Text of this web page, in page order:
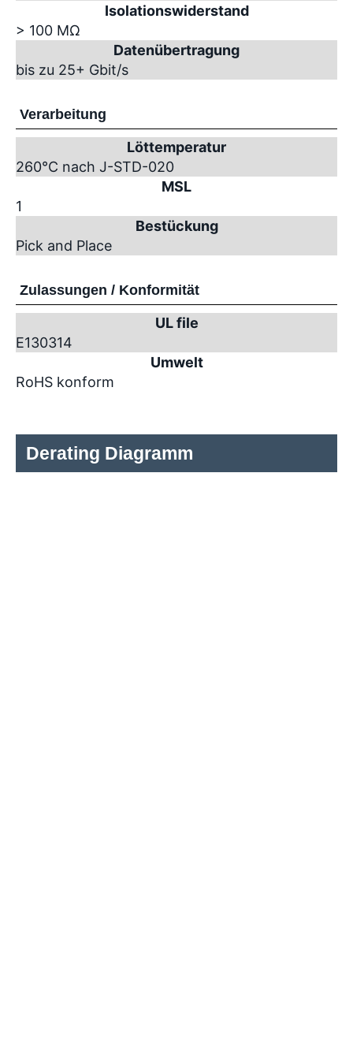
Isolationswiderstand
> 100 MΩ
Datenübertragung
bis zu 25+ Gbit/s
Verarbeitung
Löttemperatur
260°C nach J-STD-020
MSL
1
Bestückung
Pick and Place
Zulassungen / Konformität
UL file
E130314
Umwelt
RoHS konform
Derating Diagramm